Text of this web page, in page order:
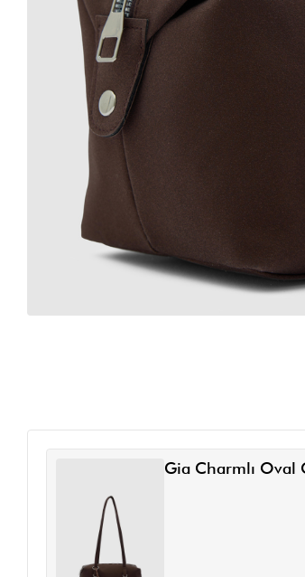
Gia Charmlı Oval